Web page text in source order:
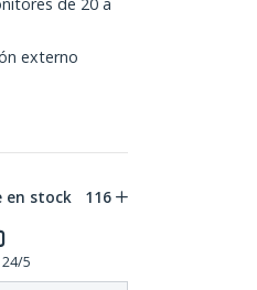
externo
en stock 116
5